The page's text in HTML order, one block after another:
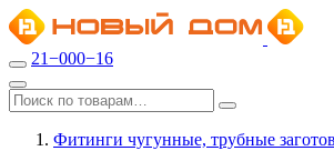
21−000−16
Фитинги чугунные, трубные